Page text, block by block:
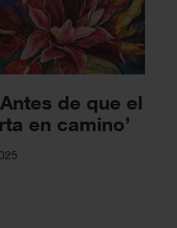
de que el
en camino’